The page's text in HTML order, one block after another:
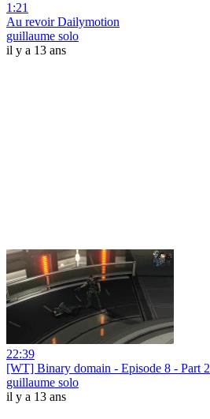
1:21
Au revoir Dailymotion
guillaume solo
il y a 13 ans
22:39
[WT] Binary domain - Episode 8 - Part 2
guillaume solo
il y a 13 ans